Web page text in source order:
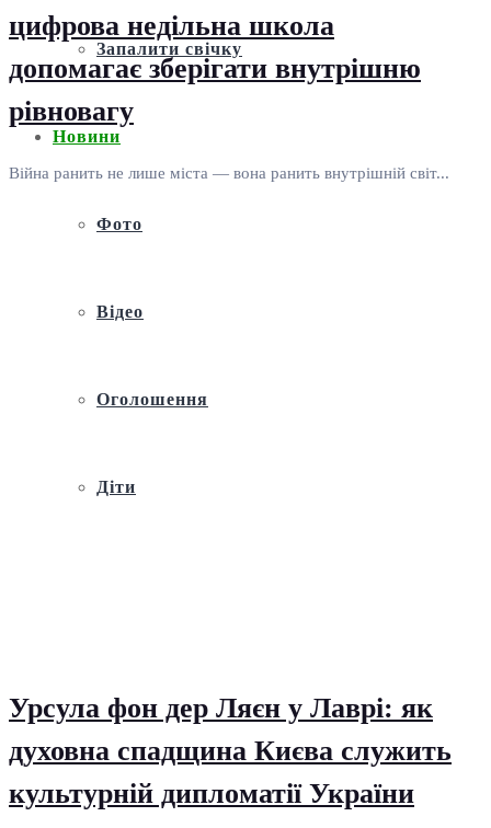
Запалити свічку
Новини
Фото
Відео
Оголошення
Діти
цифрова недільна школа
допомагає зберігати внутрішню
рівновагу
Війна ранить не лише міста — вона ранить внутрішній світ...
Урсула фон дер Ляєн у Лаврі: як
духовна спадщина Києва служить
культурній дипломатії України